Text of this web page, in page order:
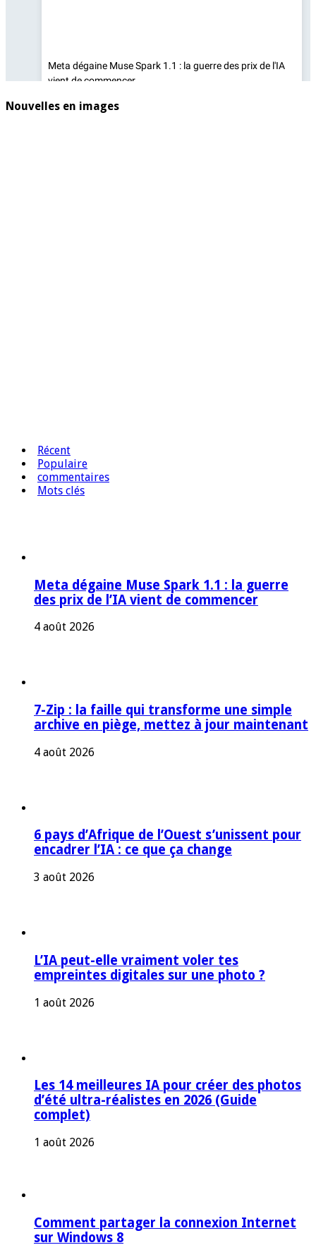
Nouvelles en images
Récent
Populaire
commentaires
Mots clés
Meta dégaine Muse Spark 1.1 : la guerre
des prix de l’IA vient de commencer
4 août 2026
7-Zip : la faille qui transforme une simple
archive en piège, mettez à jour maintenant
4 août 2026
6 pays d’Afrique de l’Ouest s’unissent pour
encadrer l’IA : ce que ça change
3 août 2026
L’IA peut-elle vraiment voler tes
empreintes digitales sur une photo ?
1 août 2026
Les 14 meilleures IA pour créer des photos
d’été ultra-réalistes en 2026 (Guide
complet)
1 août 2026
Comment partager la connexion Internet
sur Windows 8